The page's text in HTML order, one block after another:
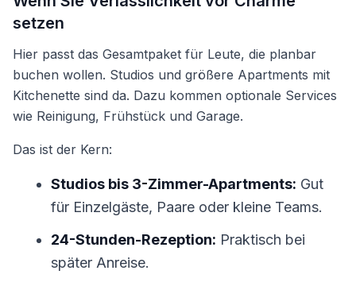
setzen
Hier passt das Gesamtpaket für Leute, die planbar
buchen wollen. Studios und größere Apartments mit
Kitchenette sind da. Dazu kommen optionale Services
wie Reinigung, Frühstück und Garage.
Das ist der Kern:
Studios bis 3-Zimmer-Apartments: Gut
für Einzelgäste, Paare oder kleine Teams.
24-Stunden-Rezeption: Praktisch bei
später Anreise.